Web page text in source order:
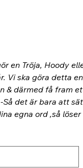
en Tröja, Hoody
Vi ska göra detta
& därmed få fram
det är bara att
egna ord ,så